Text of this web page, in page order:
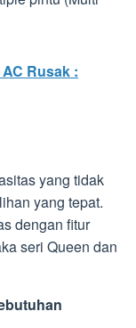
Rusak :
yang tidak
yang tepat.
dengan fitur
seri Queen dan